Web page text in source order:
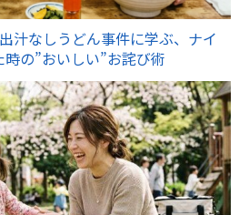
汁なしうどん事件に学ぶ、ナイ
の”おいしい”お詫び術